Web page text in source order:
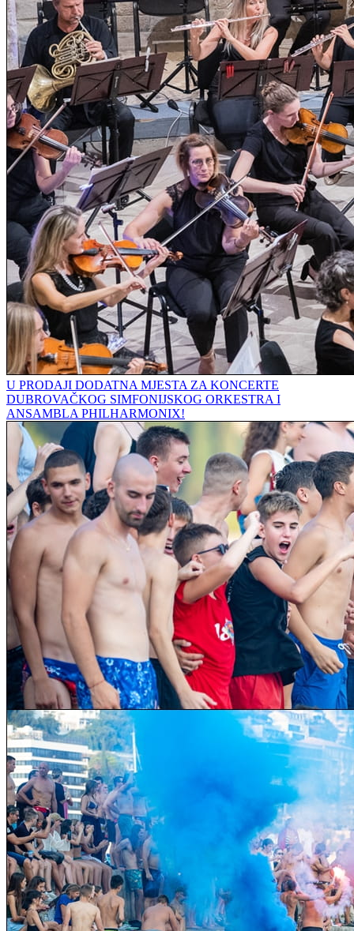
U PRODAJI DODATNA MJESTA ZA KONCERTE
DUBROVAČKOG SIMFONIJSKOG ORKESTRA I
ANSAMBLA PHILHARMONIX!